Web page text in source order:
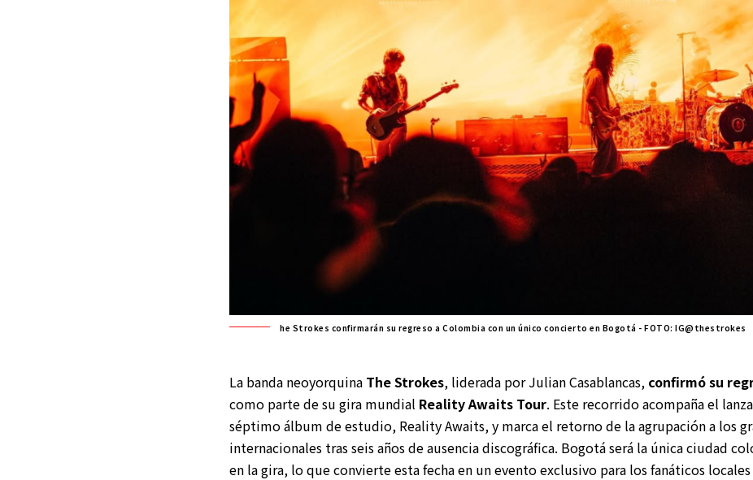
he Strokes confirmarán su regreso a Colombia con un único concierto en Bogotá - FOTO: IG@thestrokes
La banda neoyorquina The Strokes, liderada por Julian Casablancas, confirmó su
como parte de su gira mundial Reality Awaits Tour. Este recorrido acompaña el
séptimo álbum de estudio, Reality Awaits, y marca el retorno de la agrupación a los
internacionales tras seis años de ausencia discográfica. Bogotá será la única ciudad
en la gira, lo que convierte esta fecha en un evento exclusivo para los fanáticos